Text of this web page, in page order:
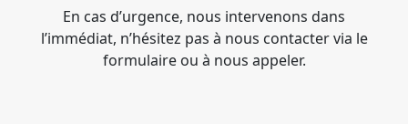
En cas d’urgence, nous intervenons dans
l’immédiat, n’hésitez pas à nous contacter via le
formulaire ou à nous appeler.